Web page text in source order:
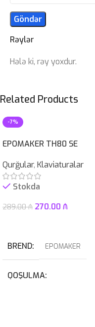
Rəylər
Hələ ki, rəy yoxdur.
Related Products
-7%
EPOMAKER TH80 SE
Qurğular, Klaviaturalar
Stokda
289.00₼ 270.00 ₼
BREND EPOMAKER
QOŞULMA